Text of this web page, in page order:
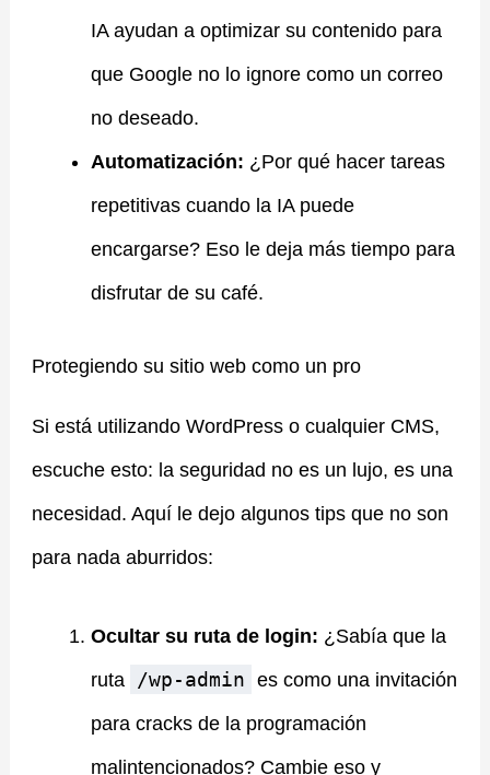
IA ayudan a optimizar su contenido para
que Google no lo ignore como un correo
no deseado.
Automatización: ¿Por qué hacer tareas
repetitivas cuando la IA puede
encargarse? Eso le deja más tiempo para
disfrutar de su café.
Protegiendo su sitio web como un pro
Si está utilizando WordPress o cualquier CMS,
escuche esto: la seguridad no es un lujo, es una
necesidad. Aquí le dejo algunos tips que no son
para nada aburridos:
Ocultar su ruta de login: ¿Sabía que la
ruta
/wp-admin es como una invitación
para cracks de la programación
malintencionados? Cambie eso y